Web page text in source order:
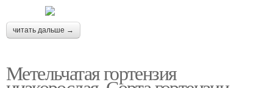
читать дальше →
Метельчатая гортензия